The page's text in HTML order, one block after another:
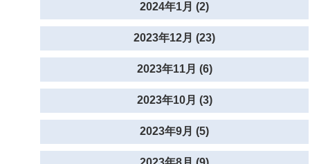
2024年1月 (2)
2023年12月 (23)
2023年11月 (6)
2023年10月 (3)
2023年9月 (5)